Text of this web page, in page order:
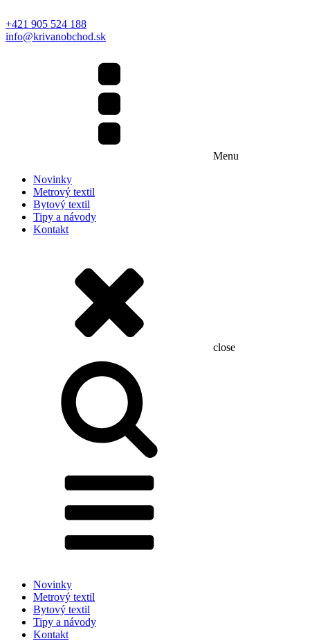
+421 905 524 188
info@krivanobchod.sk
Menu
Novinky
Metrový textil
Bytový textil
Tipy a návody
Kontakt
close
Novinky
Metrový textil
Bytový textil
Tipy a návody
Kontakt